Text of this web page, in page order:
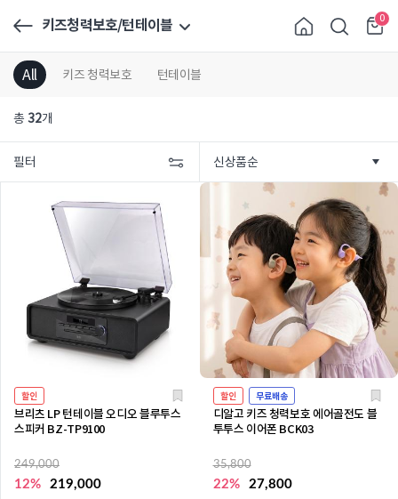
키즈청력보호/턴테이블 0
All 키즈 청력보호 턴테이블
총 32개
필터
할인
브리츠 LP 턴테이블 오디오 블루투스
스피커 BZ-TP9100
249,000
12% 219,000
할인 무료배송
디알고 키즈 청력보호 에어골전도 블
투투스 이어폰 BCK03
35,800
22% 27,800